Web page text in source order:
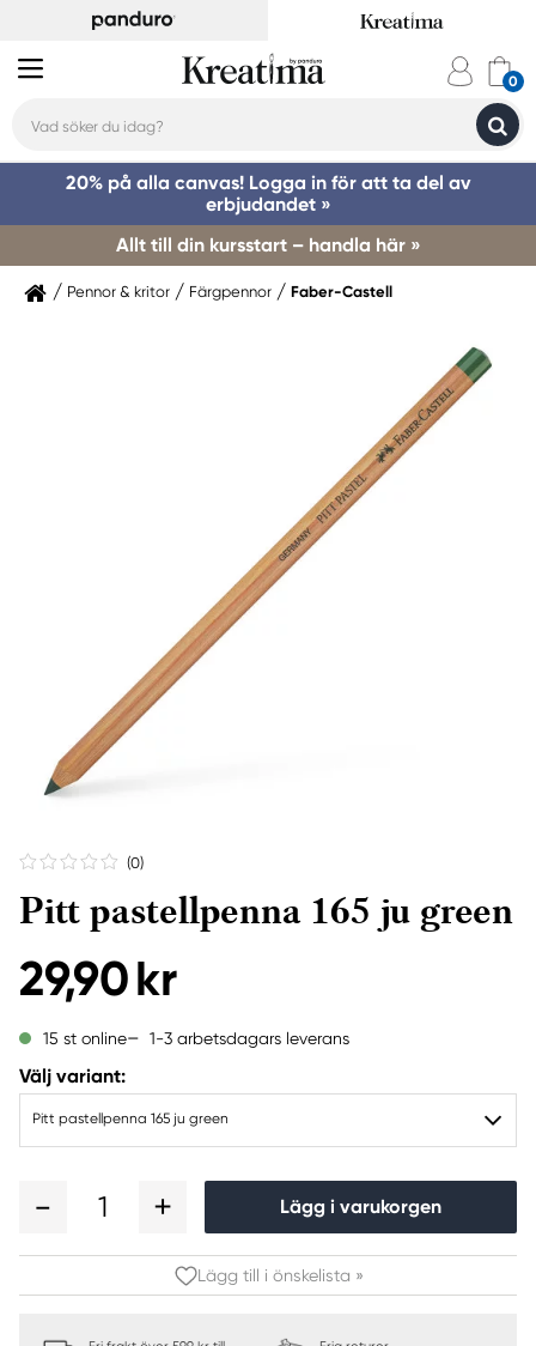
20% på alla canvas! Logga in för att ta del av
erbjudandet »
Allt till din kursstart – handla här »
Pennor & kritor Färgpennor Faber-Castell
(0)
Pitt pastellpenna 165 ju green
29,90 kr
15 st online 1-3 arbetsdagars leverans
Välj variant:
Pitt pastellpenna 165 ju green
1 Lägg i varukorgen
Lägg till i önskelista »